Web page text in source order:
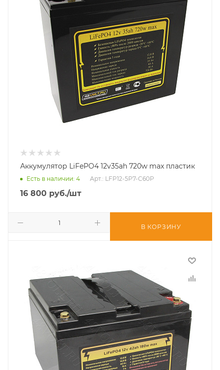
Аккумулятор LiFePO4 12v35ah 720w max пластик
Есть в наличии: 4 Арт.: LFP12-5P7-C60P
16 800 руб./шт
В КОРЗИНУ